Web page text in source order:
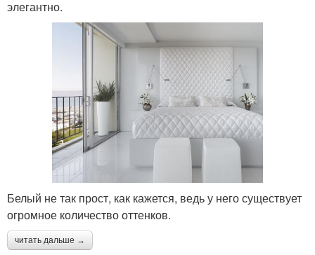
элегантно.
Белый не так прост, как кажется, ведь у него существует
огромное количество оттенков.
читать дальше →